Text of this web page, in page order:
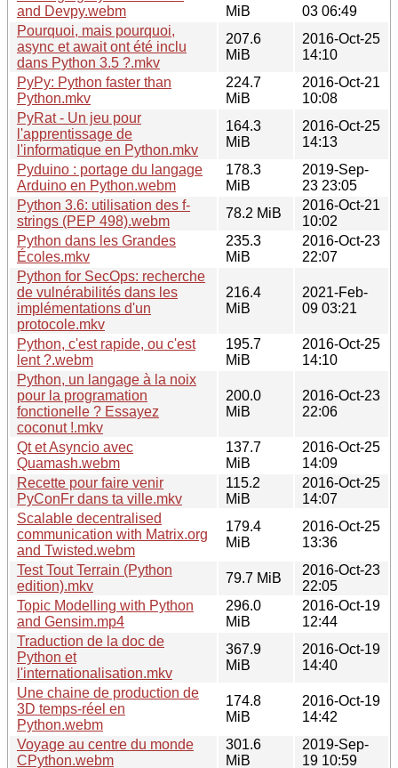
and Devpy.webm
MiB
03 06:49
Pourquoi, mais pourquoi,
async et await ont été inclu
dans Python 3.5 ?.mkv
207.6
MiB
2016-Oct-25
14:10
PyPy: Python faster than
Python.mkv
224.7
MiB
2016-Oct-21
10:08
PyRat - Un jeu pour
l'apprentissage de
l'informatique en Python.mkv
164.3
MiB
2016-Oct-25
14:13
Pyduino : portage du langage
Arduino en Python.webm
178.3
MiB
2019-Sep-
23 23:05
Python 3.6: utilisation des f-
strings (PEP 498).webm
78.2 MiB
2016-Oct-21
10:02
Python dans les Grandes
Écoles.mkv
235.3
MiB
2016-Oct-23
22:07
Python for SecOps: recherche
de vulnérabilités dans les
implémentations d'un
protocole.mkv
216.4
MiB
2021-Feb-
09 03:21
Python, c'est rapide, ou c'est
lent ?.webm
195.7
MiB
2016-Oct-25
14:10
Python, un langage à la noix
pour la programation
fonctionelle ? Essayez
coconut !.mkv
200.0
MiB
2016-Oct-23
22:06
Qt et Asyncio avec
Quamash.webm
137.7
MiB
2016-Oct-25
14:09
Recette pour faire venir
PyConFr dans ta ville.mkv
115.2
MiB
2016-Oct-25
14:07
Scalable decentralised
communication with Matrix.org
and Twisted.webm
179.4
MiB
2016-Oct-25
13:36
Test Tout Terrain (Python
edition).mkv
79.7 MiB
2016-Oct-23
22:05
Topic Modelling with Python
and Gensim.mp4
296.0
MiB
2016-Oct-19
12:44
Traduction de la doc de
Python et
l'internationalisation.mkv
367.9
MiB
2016-Oct-19
14:40
Une chaine de production de
3D temps-réel en
Python.webm
174.8
MiB
2016-Oct-19
14:42
Voyage au centre du monde
CPython.webm
301.6
MiB
2019-Sep-
19 10:59